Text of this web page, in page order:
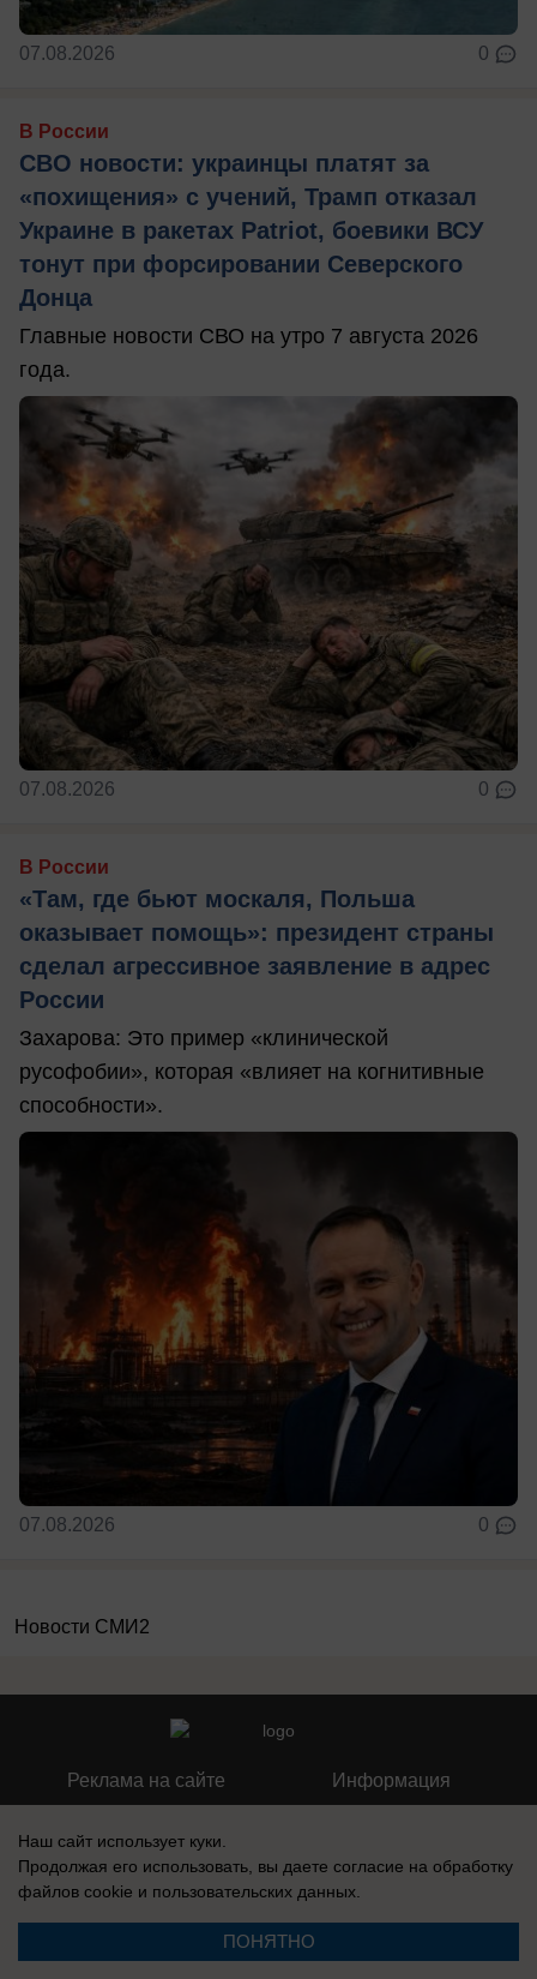
07.08.2026 0
В России
СВО новости: украинцы платят за
«похищения» с учений, Трамп отказал
Украине в ракетах Patriot, боевики ВСУ
тонут при форсировании Северского
Донца
Главные новости СВО на утро 7 августа 2026
года.
07.08.2026 0
В России
«Там, где бьют москаля, Польша
оказывает помощь»: президент страны
сделал агрессивное заявление в адрес
России
Захарова: Это пример «клинической
русофобии», которая «влияет на когнитивные
способности».
07.08.2026 0
Новости СМИ2
Реклама на сайте
Информация
Запись о регистрации СМИ: Эл № ФС77-76112, выдано Федеральной
службой по надзору в сфере связи, информационных технологий и
Наш сайт использует куки.
Продолжая его использовать, вы даете согласие на обработку
файлов cookie и пользовательских данных.
ПОНЯТНО